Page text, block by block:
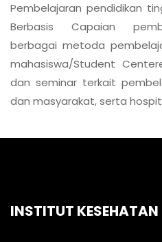
Pembelajaran pendidikan
Berbasis Capaian
berbagai metoda
mahasiswa/Student
dan seminar terkait
dan masyarakat, serta
INSTITUT